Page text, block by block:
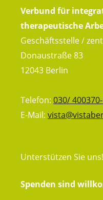
Verbund für
therapeutische
Geschäftsstelle /
Donaustraße 83
12043 Berlin
Telefon: 030/
E-Mail:
Unterstützen Sie uns!
Spenden sind